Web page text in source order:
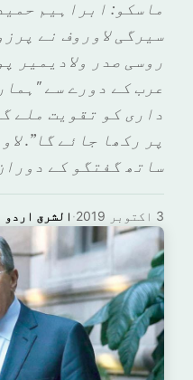
ماسکو: ابراہیم
سیرگی لاوروف نے
روسی صدر ولادیمیر
عرب کے دورے سے
داری کو تقویت ملے
پر رکھا جائے گا”.
ساتھ گفتگو کے
الشرق اردو · 3 اکتوبر 2019